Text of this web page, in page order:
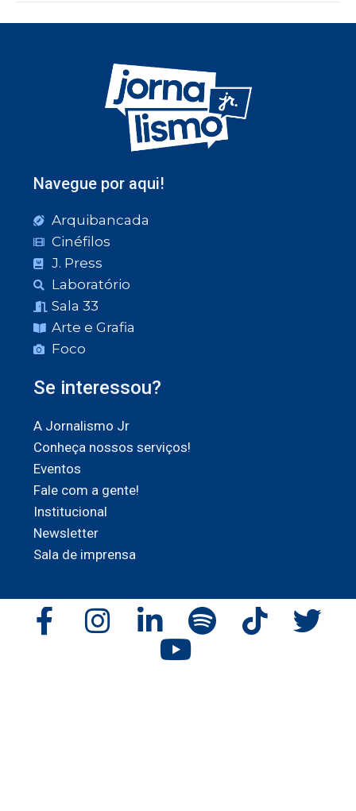
Navegue por aqui!
Arquibancada
Cinéfilos
J. Press
Laboratório
Sala 33
Arte e Grafia
Foco
Se interessou?
A Jornalismo Jr
Conheça nossos serviços!
Eventos
Fale com a gente!
Institucional
Newsletter
Sala de imprensa